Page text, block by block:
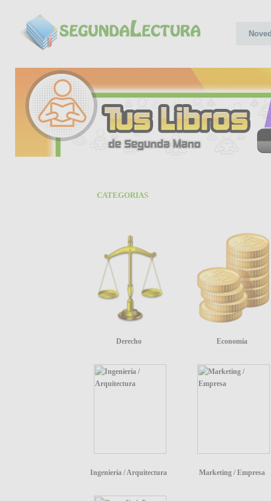
CATEGORIAS
Derecho Economía
Ingeniería / Arquitectura Marketing / Empresa